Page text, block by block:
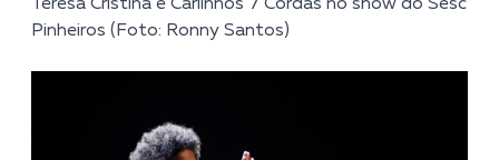
Teresa Cristina e Carlinhos 7 Cordas no show do Sesc
Pinheiros (Foto: Ronny Santos)